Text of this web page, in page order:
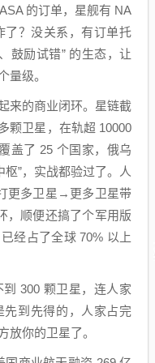
的订单，星舰有 NA
了？没关系，有订单托
鼓励试错” 的生态，让
量级。
来的商业闭环。星链截
颗卫星，在轨超 10000
盖了 25 个国家，俄乌
”，实战都验过了。人
更多卫星→更多卫星带
，顺便还搞了个军用版
经占了全球 70% 以上
300 颗卫星，连人家
到先得的，人家占完
放你的卫星了。